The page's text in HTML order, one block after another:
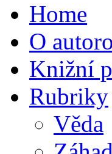
Home
O
Knižní
Rubriky
Věda